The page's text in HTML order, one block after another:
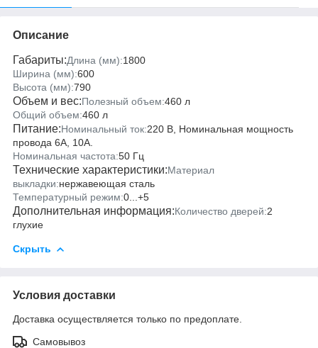
Описание
Габариты:Длина (мм):1800
Ширина (мм):600
Высота (мм):790
Объем и вес:Полезный объем:460 л
Общий объем:460 л
Питание:Номинальный ток:220 В, Номинальная мощность
провода 6А, 10А.
Номинальная частота:50 Гц
Технические характеристики:Материал
выкладки:нержавеющая сталь
Температурный режим:0...+5
Дополнительная информация:Количество дверей:2
глухие
Скрыть
Условия доставки
Доставка осуществляется только по предоплате.
Самовывоз